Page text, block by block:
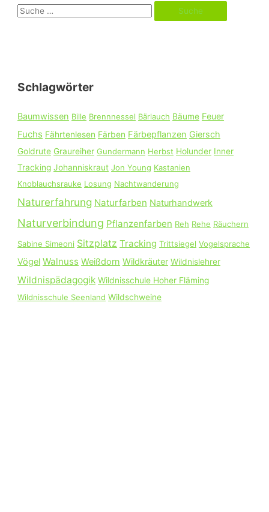
S
n
a
c
h
:
Schlagwörter
Baumwissen Bille Brennnessel Bärlauch Bäume Feuer
Fuchs Fährtenlesen Färben Färbepflanzen Giersch
Goldrute Graureiher Gundermann Herbst Holunder Inner
Tracking Johanniskraut Jon Young Kastanien
Knoblauchsrauke Losung Nachtwanderung
Naturerfahrung Naturfarben Naturhandwerk
Naturverbindung Pflanzenfarben Reh Rehe Räuchern
Sabine Simeoni Sitzplatz Tracking Trittsiegel Vogelsprache
Vögel Walnuss Weißdorn Wildkräuter Wildnislehrer
Wildnispädagogik Wildnisschule Hoher Fläming
Wildnisschule Seenland Wildschweine